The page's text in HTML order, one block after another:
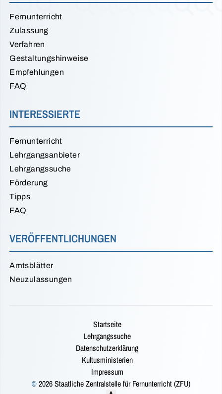
Fernunterricht
Zulassung
Verfahren
Gestaltungshinweise
Empfehlungen
FAQ
INTERESSIERTE
Fernunterricht
Lehrgangsanbieter
Lehrgangssuche
Förderung
Tipps
FAQ
VERÖFFENTLICHUNGEN
Amtsblätter
Neuzulassungen
Startseite
Lehrgangssuche
Datenschutzerklärung
Kultusministerien
Impressum
©2026 Staatliche Zentralstelle für Fernunterricht (ZFU)